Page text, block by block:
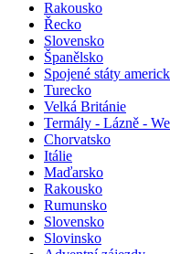
Rakousko
Řecko
Slovensko
Španělsko
Spojené státy
Turecko
Velká Británie
Termály - Lázně -
Chorvatsko
Itálie
Maďarsko
Rakousko
Rumunsko
Slovensko
Slovinsko